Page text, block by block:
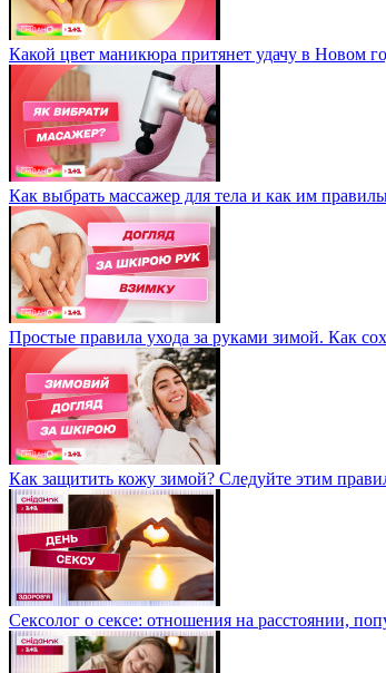
Какой цвет маникюра притянет удачу в Новом
Как выбрать массажер для тела и как им
Простые правила ухода за руками зимой. Как
Как защитить кожу зимой? Следуйте этим
Сексолог о сексе: отношения на расстоянии,